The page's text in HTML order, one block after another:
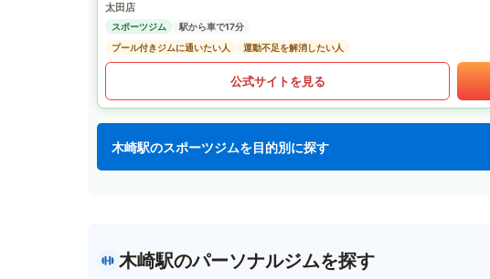
太田店
スポーツジム
駅から車で17分
プール付きジムに通いたい人
運動不足を解消したい人
公式サイトを見る
木崎駅のスポーツジムを目的別に探す
木崎駅のパーソナルジムを探す